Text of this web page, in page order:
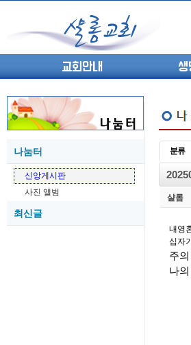
교회안내 생
나눔터
신앙게시판
사진 앨범
최신글
05-27 (고
05-26 (고
05-21 (고
05-20 (고
05-18 (고
(
분류
샬롬
내영
십자
주
나